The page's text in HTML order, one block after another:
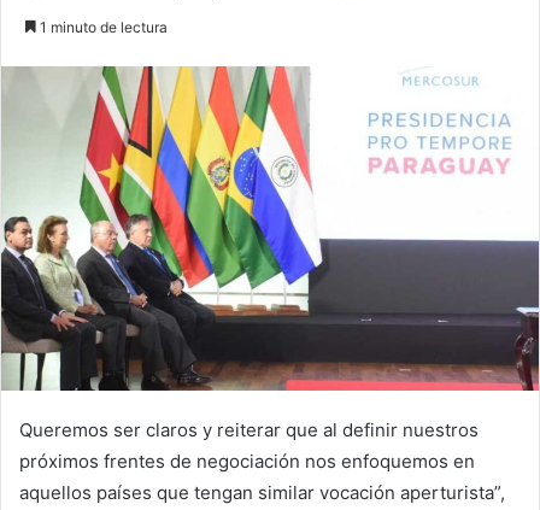
1 minuto de lectura
Queremos ser claros y reiterar que al definir nuestros
próximos frentes de negociación nos enfoquemos en
aquellos países que tengan similar vocación aperturista”,